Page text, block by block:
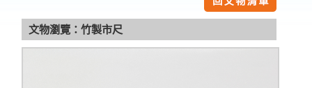
文物瀏覽：竹製市尺